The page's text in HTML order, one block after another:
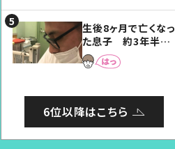
まらない」「幸せにな
れる」
生後8ヶ月で亡くなっ
た息子 約3年半
後、当時の妻の日記
に書いてあった本音
6位以降はこちら